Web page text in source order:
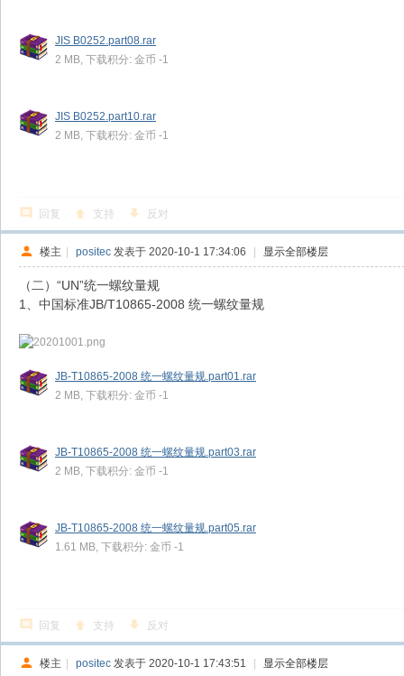
JIS B0252.part08.rar
2 MB, 下载积分: 金币 -1
JIS B0252.part10.rar
2 MB, 下载积分: 金币 -1
回复 支持 反对
楼主 | positec 发表于 2020-10-1 17:34:06 | 显示全部楼层
（二）“UN”统一螺纹量规
1、中国标准JB/T10865-2008 统一螺纹量规
JB-T10865-2008 统一螺纹量规.part01.rar
2 MB, 下载积分: 金币 -1
JB-T10865-2008 统一螺纹量规.part03.rar
2 MB, 下载积分: 金币 -1
JB-T10865-2008 统一螺纹量规.part05.rar
1.61 MB, 下载积分: 金币 -1
回复 支持 反对
楼主 | positec 发表于 2020-10-1 17:43:51 | 显示全部楼层